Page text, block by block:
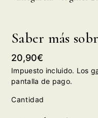
Saber más
Precio
habitual
20,90€
Impuesto incluido. Los
pantalla de pago.
Cantidad